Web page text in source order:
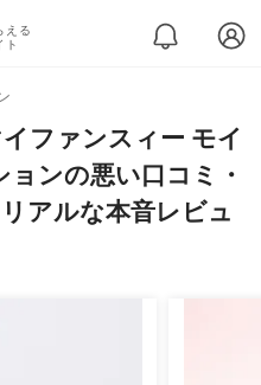
える
ト
ファンスィー モイ
ンの悪い口コミ・
アルな本音レビュ